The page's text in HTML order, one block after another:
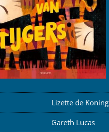
Lizette de Koning
Gareth Lucas